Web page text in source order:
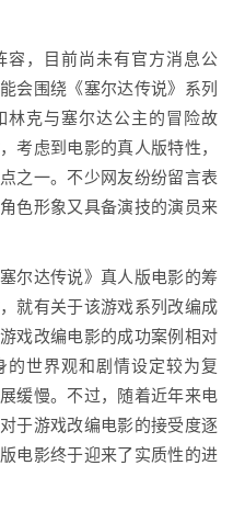
容，目前尚未有官方消息公
会围绕《塞尔达传说》系列
林克与塞尔达公主的冒险故
考虑到电影的真人版特性，
之一。不少网友纷纷留言表
色形象又具备演技的演员来
尔达传说》真人版电影的筹
就有关于该游戏系列改编成
戏改编电影的成功案例相对
世界观和剧情设定较为复
缓慢。不过，随着近年来电
于游戏改编电影的接受度逐
电影终于迎来了实质性的进